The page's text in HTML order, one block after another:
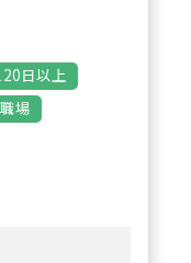
やすさ
付与、
連続取
日以上
場